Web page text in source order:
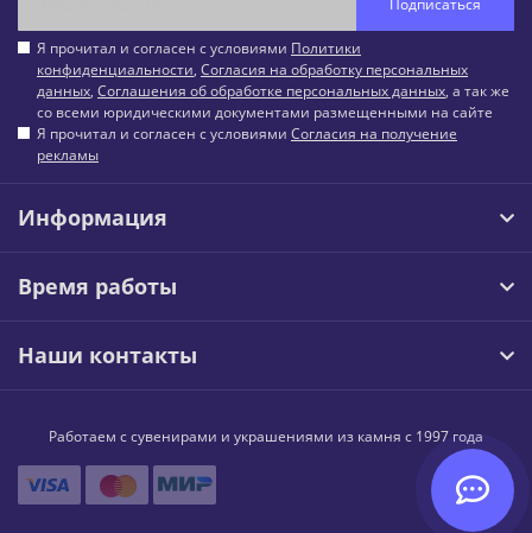
Я прочитал и согласен с условиями Политики
конфиденциальности, Согласия на обработку персональных
данных, Соглашения об обработке персональных данных, а так же
со всеми юридическими документами размещенными на сайте
Я прочитал и согласен с условиями Согласия на получение
рекламы
Информация
Время работы
Наши контакты
Работаем с сувенирами и украшениями из камня с 1997 года